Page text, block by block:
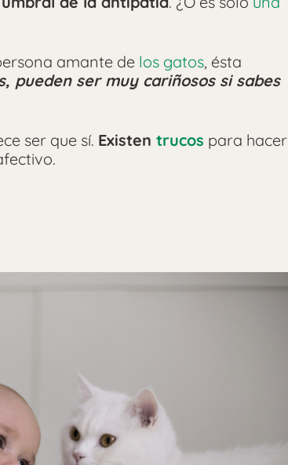
amante de los gatos, ésta
pueden ser muy cariñosos si sabes
ser que sí. Existen trucos para hacer